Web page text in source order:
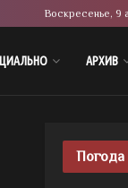
Воскресенье, 9
АРХИВ
Погода